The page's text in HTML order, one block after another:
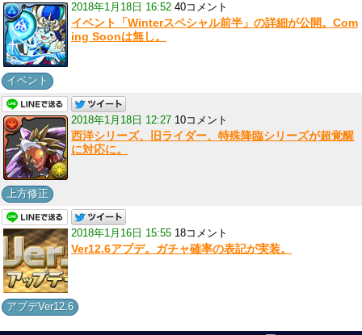
2018年1月18日 16:52 40コメント
イベント「Winterスペシャル前半」の詳細が公開。Com
ing Soonは無し。
イベント
2018年1月18日 12:27 10コメント
西洋シリーズ、旧ライダー、特殊降臨シリーズが超覚醒
に対応に。
上方修正
2018年1月16日 15:55 18コメント
Ver12.6アプデ。ガチャ確率の表記が実装。
アプデVer12.6